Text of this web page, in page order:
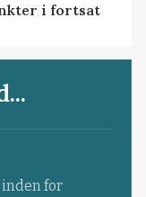
i fortsat
for